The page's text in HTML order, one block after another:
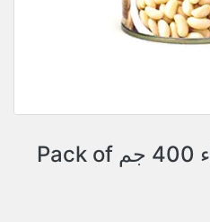
الريف فاصوليا بيضاء 400 جم Pack of